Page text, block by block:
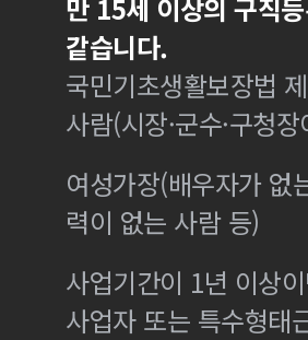
만 15세 이상의 구직
같습니다.
국민기초생활보장법
사람(시장·군수·구청
여성가장(배우자가 없
력이 없는 사람 등)
사업기간이 1년 이상
사업자 또는 특수형태